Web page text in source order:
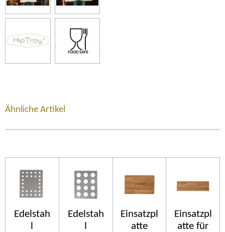
Ähnliche Artikel
Edelstah
Edelstah
Einsatzpl
atte
Einsatzpl
atte für